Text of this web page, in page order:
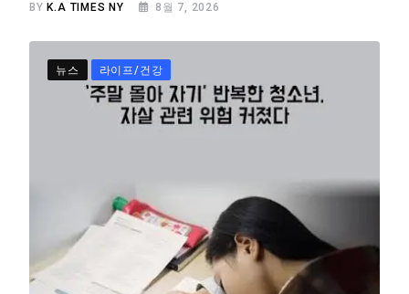
BY K.A TIMES NY 8월 7, 2026
뉴스 라이프/건강